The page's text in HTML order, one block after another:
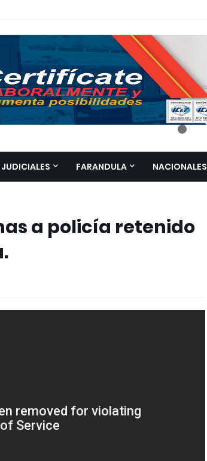
JUDICIALES FARANDULA NACIONALES
a policía retenido